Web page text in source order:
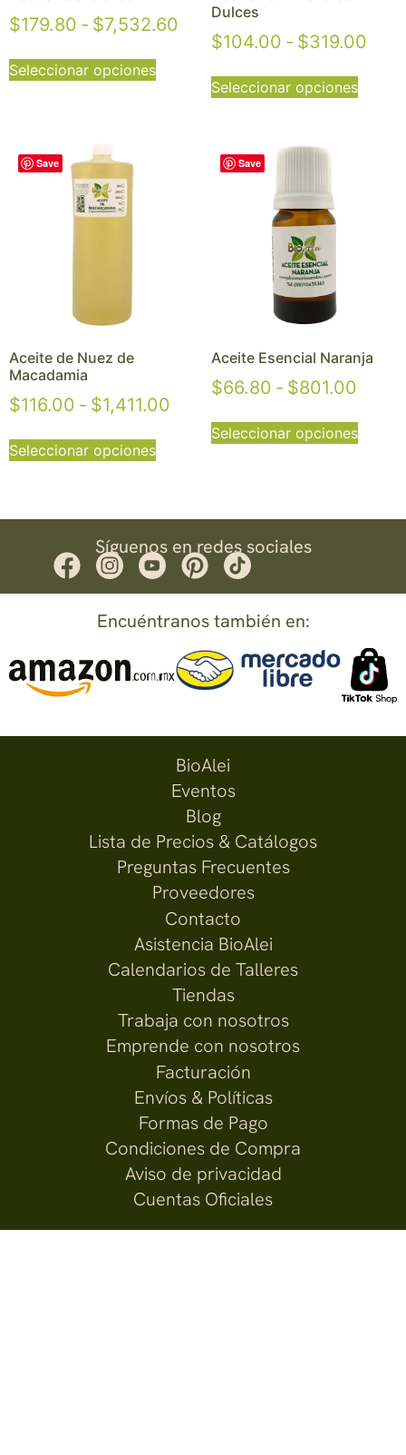
$179.80 - $7,532.60
Seleccionar opciones
Dulces
$104.00 - $319.00
Seleccionar opciones
Save
Aceite de Nuez de
Macadamia
$116.00 - $1,411.00
Seleccionar opciones
Save
Aceite Esencial Naranja
$66.80 - $801.00
Seleccionar opciones
Síguenos en redes sociales
Encuéntranos también en:
BioAlei
Eventos
Blog
Lista de Precios & Catálogos
Preguntas Frecuentes
Proveedores
Contacto
Asistencia BioAlei
Calendarios de Talleres
Tiendas
Trabaja con nosotros
Emprende con nosotros
Facturación
Envíos & Políticas
Formas de Pago
Condiciones de Compra
Aviso de privacidad
Cuentas Oficiales